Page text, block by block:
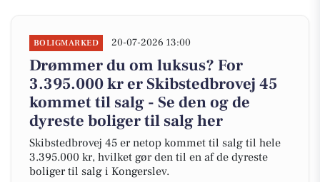
BOLIGMARKED 20-07-2026 13:00
Drømmer du om luksus? For
3.395.000 kr er Skibstedbrovej 45
kommet til salg - Se den og de
dyreste boliger til salg her
Skibstedbrovej 45 er netop kommet til salg til hele
3.395.000 kr, hvilket gør den til en af de dyreste
boliger til salg i Kongerslev.